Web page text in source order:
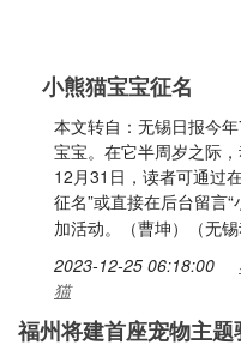
小熊猫宝宝征名
本文转自：无锡日报今
宝宝。在它半周岁之际
12月31日，读者可通过
征名”或直接在后台留言
加活动。（曹坤）（无锡
2023-12-25 06:18:00
猫
福州将建首座宠物主题